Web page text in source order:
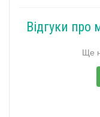
Відгуки про
Ще